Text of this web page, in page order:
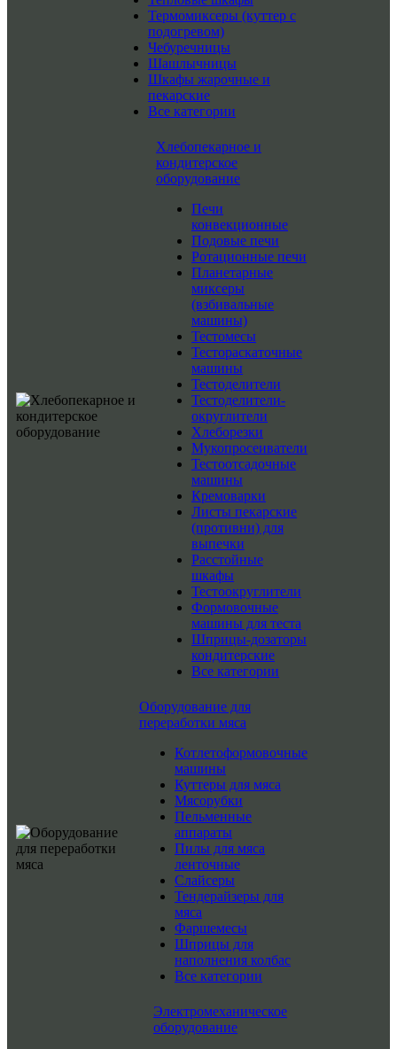
Термомиксеры (куттер с
подогревом)
Чебуречницы
Шашлычницы
Шкафы жарочные и
пекарские
Все категории
Хлебопекарное и
кондитерское
оборудование
Печи
конвекционные
Подовые печи
Ротационные печи
Планетарные
миксеры
(взбивальные
машины)
Тестомесы
Тестораскаточные
машины
Тестоделители
Тестоделители-
округлители
Хлеборезки
Мукопросеиватели
Тестоотсадочные
машины
Кремоварки
Листы пекарские
(противни) для
выпечки
Расстойные
шкафы
Тестоокруглители
Формовочные
машины для теста
Шприцы-дозаторы
кондитерские
Все категории
Оборудование для
переработки мяса
Котлетоформовочные
машины
Куттеры для мяса
Мясорубки
Пельменные
аппараты
Пилы для мяса
ленточные
Слайсеры
Тендерайзеры для
мяса
Фаршемесы
Шприцы для
наполнения колбас
Все категории
Электромеханическое
оборудование